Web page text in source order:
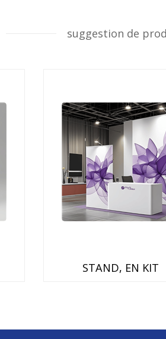
suggestion de
STAND, EN KIT